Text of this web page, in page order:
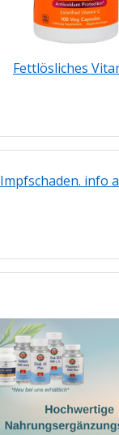
Fettlösliches
Impfschaden. info